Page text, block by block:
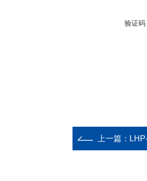
验证码
上一篇：